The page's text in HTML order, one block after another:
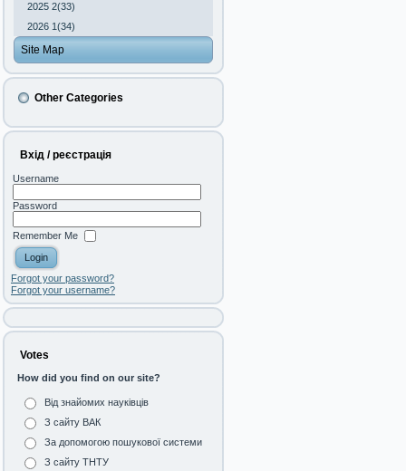
2025 2(33)
2026 1(34)
Site Map
Other Categories
Вхід / реєстрація
Username
Password
Remember Me
Forgot your password?
Forgot your username?
Votes
How did you find on our site?
Від знайомих науківців
З сайту ВАК
За допомогою пошукової системи
З сайту ТНТУ